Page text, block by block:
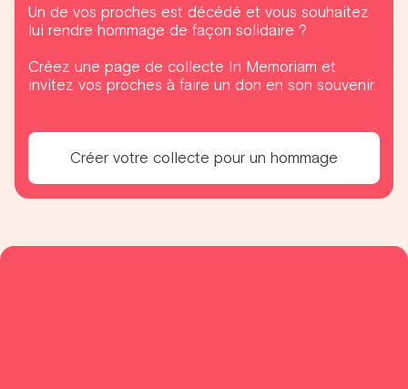
Un de vos proches est décédé et vous souhaitez
lui rendre hommage de façon solidaire ?
Créez une page de collecte In Memoriam et
invitez vos proches à faire un don en son souvenir.
Créer votre collecte pour un hommage